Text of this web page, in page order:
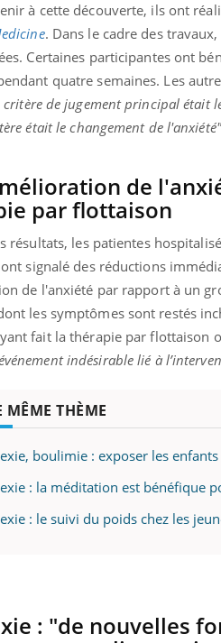
à cette découverte, ils ont
. Dans le cadre des
Certaines participantes ont
quatre semaines. Les
critère de jugement principal était
était le changement de
de
par flottaison
résultats, les patientes
signalé des réductions
de l'anxiété par rapport à un
les symptômes sont restés
fait la thérapie par flottaison
indésirable lié à
MÊME THÈME
boulimie : exposer les
: la méditation est bénéfique
: le suivi du poids chez les
: "de nouvelles
des Mains : se
!Youtube
un tout nouveau
plage, piscine,
air… Nos mains
Youtube
Diabète &
Le
nombreuses
diabète,
défis, mais ...